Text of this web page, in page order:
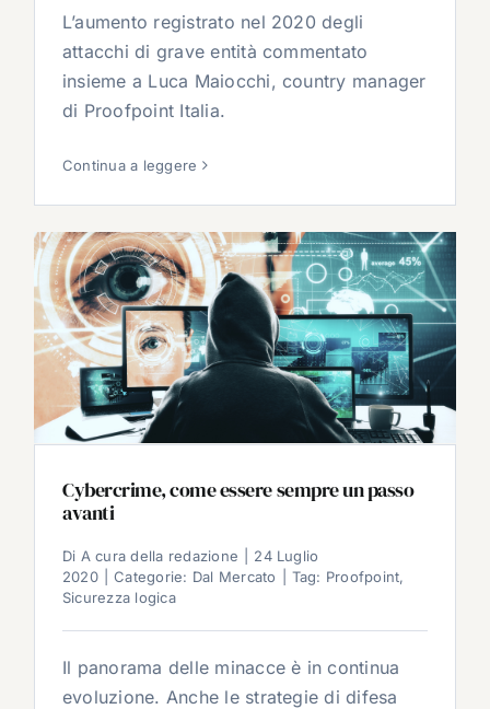
L’aumento registrato nel 2020 degli
attacchi di grave entità commentato
insieme a Luca Maiocchi, country manager
di Proofpoint Italia.
Continua a leggere
Cybercrime, come essere sempre un passo
avanti
Di A cura della redazione
24 Luglio
2020
Categorie: Dal Mercato Tag: Proofpoint,
Sicurezza logica
Il panorama delle minacce è in continua
evoluzione. Anche le strategie di difesa